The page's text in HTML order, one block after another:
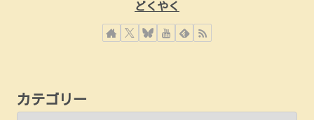
どくやく
カテゴリー